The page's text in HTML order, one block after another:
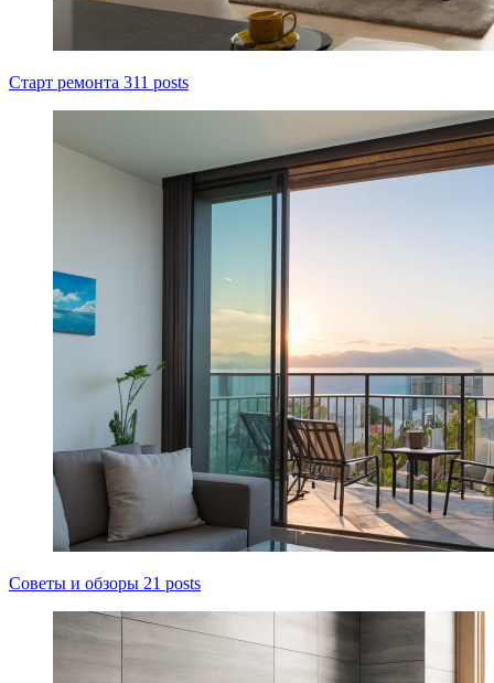
Старт ремонта 311 posts
Советы и обзоры 21 posts